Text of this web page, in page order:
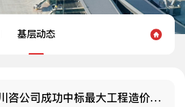
基层动态
川咨公司成功中标最大工程造价咨询服务项目